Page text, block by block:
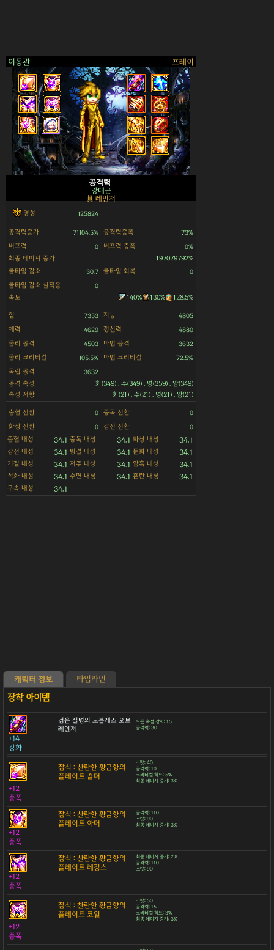
이동관 프레이
>
공격력
강대근
眞 레인저
명성 125824
공격력증가 71104.5% 공격력증폭 73%
버프력 0 버프력 증폭 0%
최종 데미지 증가
197079792%
쿨타임 감소
30.7 쿨타임 회복 0
쿨타임 감소 실적용 0
속도 140% 130% 128.5%
힘 7353 지능 4805
체력 4629 정신력 4880
물리 공격 4503 마법 공격 3632
물리 크리티컬 105.5% 마법 크리티컬 72.5%
독립 공격 3632
공격 속성
화(349) , 수(349) , 명(359) , 암(349)
속성 저항
화(21) , 수(21) , 명(21) , 암(21)
출혈 전환 0 중독 전환 0
화상 전환 0 감전 전환 0
출혈 내성 34.1 중독 내성 34.1 화상 내성 34.1
감전 내성 34.1 빙결 내성 34.1 둔화 내성 34.1
기절 내성 34.1 저주 내성 34.1 암흑 내성 34.1
석화 내성 34.1 수면 내성 34.1 혼란 내성 34.1
구속 내성 34.1
캐릭터 정보 타임라인
검은 질병의 노블레스 오브
레인저
모든 속성 강화: 15
공격력: 30
+14
강화
잠식 : 찬란한 황금향의
플레이트 숄더
스탯: 40
공격력: 10
크리티컬 히트: 5%
최종 데미지 증가: 3%
+12
증폭
잠식 : 찬란한 황금향의
플레이트 아머
공격력: 110
스탯: 90
최종 데미지 증가: 3%
+12
증폭
잠식 : 찬란한 황금향의
플레이트 레깅스
최종 데미지 증가: 2%
공격력: 110
스탯: 90
+12
증폭
잠식 : 찬란한 황금향의
플레이트 코일
스탯: 50
공격력: 15
크리티컬 히트: 3%
최종 데미지 증가: 3%
+12
증폭